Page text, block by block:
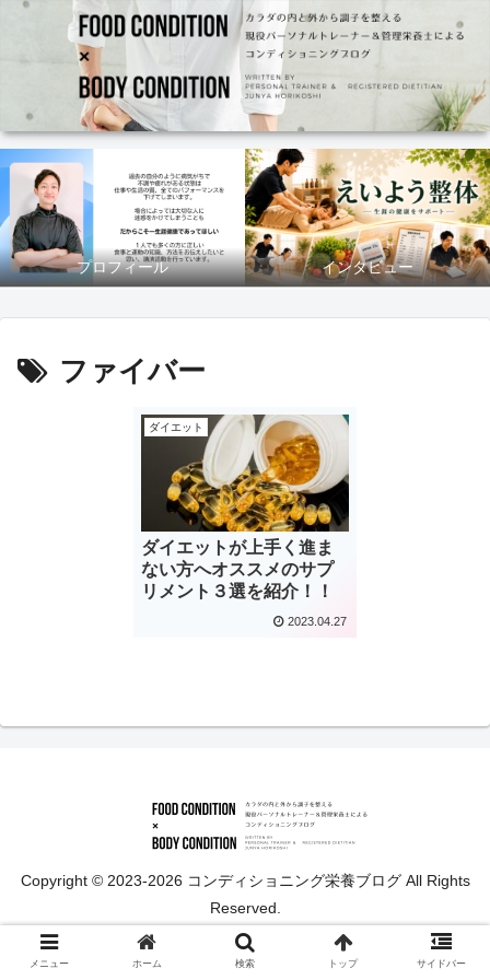
プロフィール インタビュー
ファイバー
ダイエット
ダイエットが上手く進ま
ない方へオススメのサプ
リメント３選を紹介！！
2023.04.27
Copyright © 2023-2026 コンディショニング栄養ブログ All Rights
Reserved.
メニュー ホーム 検索 トップ サイドバー